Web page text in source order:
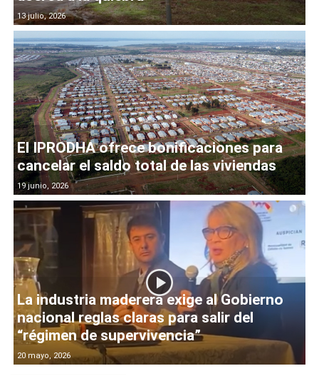
13 julio, 2026
El IPRODHA ofrece bonificaciones para
cancelar el saldo total de las viviendas
19 junio, 2026
La industria maderera exige al Gobierno
nacional reglas claras para salir del
“régimen de supervivencia”
20 mayo, 2026